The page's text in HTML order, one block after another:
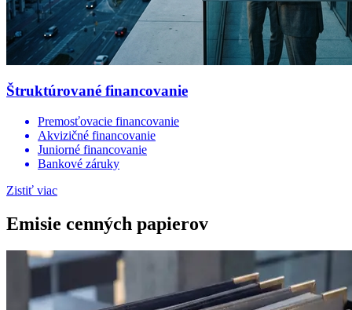
Štruktúrované financovanie
Premosťovacie financovanie
Akvizičné financovanie
Juniorné financovanie
Bankové záruky
Zistiť viac
Emisie cenných papierov